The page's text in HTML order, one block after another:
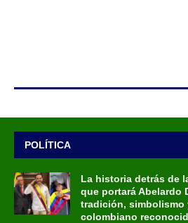
POLÍTICA
La historia detrás de
que portará Abelardo
tradición, simbolismo
colombiano